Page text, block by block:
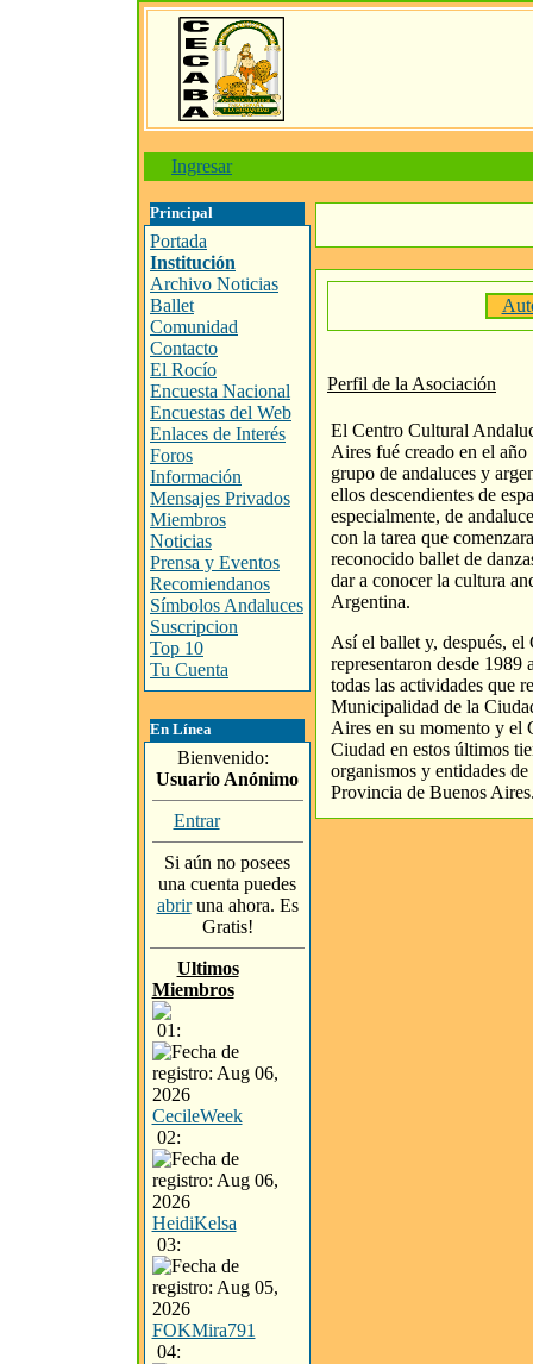
Ingresar
Principal
Portada
Institución
Archivo Noticias
Ballet
Comunidad
Contacto
El Rocío
Encuesta Nacional
Encuestas del Web
Enlaces de Interés
Foros
Información
Mensajes Privados
Miembros
Noticias
Prensa y Eventos
Recomiendanos
Símbolos Andaluces
Suscripcion
Top 10
Tu Cuenta
En Línea
Bienvenido:
Usuario Anónimo
Entrar
Si aún no posees
una cuenta puedes
abriruna ahora. Es
Gratis!
Ultimos
Miembros
01:
CecileWeek
02:
HeidiKelsa
03:
FOKMira791
04:
Perfil de la Asociación
El Centro Cultural
Aires fué creado en el
grupo de andaluces y
ellos descendientes de
especialmente, de
con la tarea que
reconocido ballet de
dar a conocer la cultura
Argentina.
Así el ballet y, después, el
representaron desde 1989
todas las actividades que
Municipalidad de la
Aires en su momento y el
Ciudad en estos últimos
organismos y entidades
Provincia de Buenos